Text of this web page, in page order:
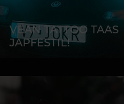
VEAN TATTOO TAAS
JAPFESTIL!